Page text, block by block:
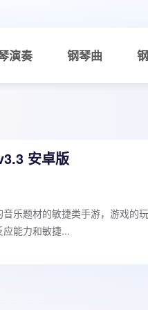
演奏 钢琴曲
安卓版
乐题材的敏捷类手游，游戏的
能力和敏捷...